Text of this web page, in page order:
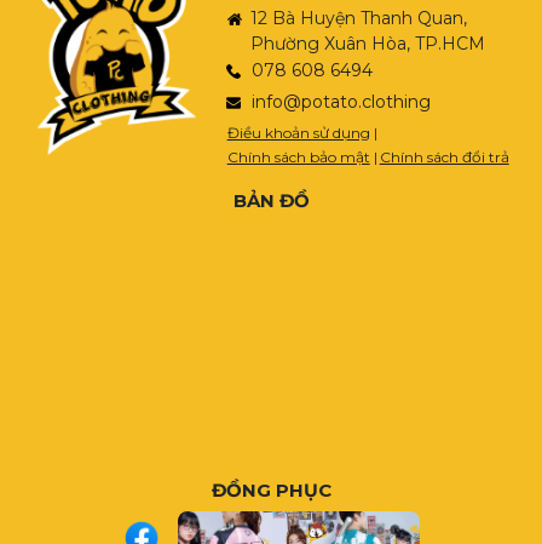
12 Bà Huyện Thanh Quan,
Phường Xuân Hòa, TP.HCM
078 608 6494
info@potato.clothing
Điều khoản sử dụng |
Chính sách bảo mật | Chính sách đổi trả
BẢN ĐỒ
ĐỒNG PHỤC